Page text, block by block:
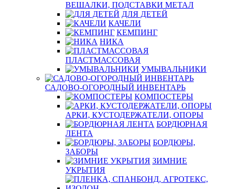
ВЕШАЛКИ, ПОДСТАВКИ МЕТАЛ
ДЛЯ ДЕТЕЙ
КАЧЕЛИ
КЕМПИНГ
НИКА
ПЛАСТМАССОВАЯ
УМЫВАЛЬНИКИ
САДОВО-ОГОРОДНЫЙ ИНВЕНТАРЬ
КОМПОСТЕРЫ
АРКИ, КУСТОДЕРЖАТЕЛИ, ОПОРЫ
БОРДЮРНАЯ
ЛЕНТА
БОРДЮРЫ,
ЗАБОРЫ
ЗИМНИЕ
УКРЫТИЯ